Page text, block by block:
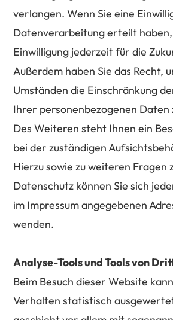
verlangen. Wenn Sie eine
Datenverarbeitung erteilt haben,
Einwilligung jederzeit für die
Außerdem haben Sie das Recht,
Umständen die Einschränkung
Ihrer personenbezogenen Daten
Des Weiteren steht Ihnen ein
bei der zuständigen
Hierzu sowie zu weiteren Fragen
Datenschutz können Sie sich
im Impressum angegebenen
wenden.
Analyse-Tools und Tools von
Beim Besuch dieser Website
Verhalten statistisch